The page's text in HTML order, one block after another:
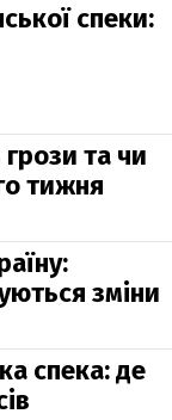
спеки:
та чи
тижня
зміни
спека: де